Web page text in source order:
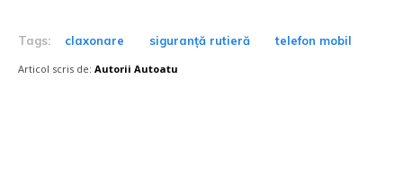
Tags: claxonare siguranță rutieră telefon mobil
Articol scris de: Autorii Autoatu